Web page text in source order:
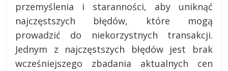
przemyślenia i staranności, aby uniknąć
najczęstszych błędów, które mogą
prowadzić do niekorzystnych transakcji.
Jednym z najczęstszych błędów jest brak
wcześniejszego zbadania aktualnych cen